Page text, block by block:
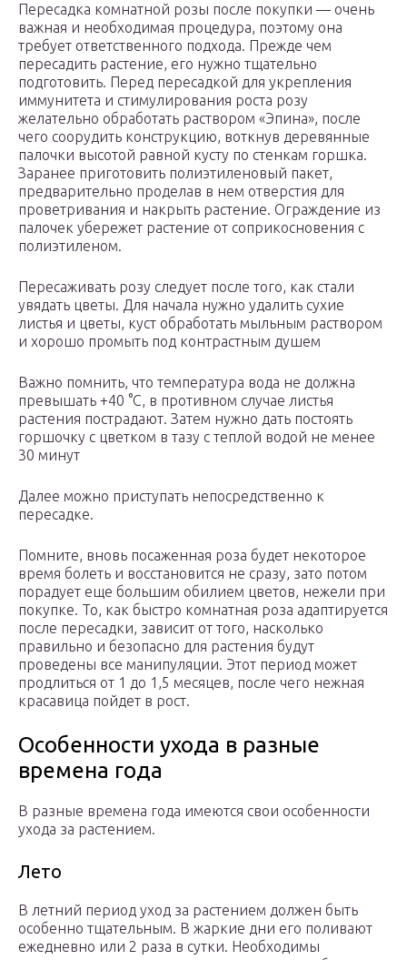
Пересадка комнатной розы после покупки — очень
важная и необходимая процедура, поэтому она
требует ответственного подхода. Прежде чем
пересадить растение, его нужно тщательно
подготовить. Перед пересадкой для укрепления
иммунитета и стимулирования роста розу
желательно обработать раствором «Эпина», после
чего соорудить конструкцию, воткнув деревянные
палочки высотой равной кусту по стенкам горшка.
Заранее приготовить полиэтиленовый пакет,
предварительно проделав в нем отверстия для
проветривания и накрыть растение. Ограждение из
палочек убережет растение от соприкосновения с
полиэтиленом.
Пересаживать розу следует после того, как стали
увядать цветы. Для начала нужно удалить сухие
листья и цветы, куст обработать мыльным раствором
и хорошо промыть под контрастным душем
Важно помнить, что температура вода не должна
превышать +40 °С, в противном случае листья
растения пострадают. Затем нужно дать постоять
горшочку с цветком в тазу с теплой водой не менее
30 минут
Далее можно приступать непосредственно к
пересадке.
Помните, вновь посаженная роза будет некоторое
время болеть и восстановится не сразу, зато потом
порадует еще большим обилием цветов, нежели при
покупке. То, как быстро комнатная роза адаптируется
после пересадки, зависит от того, насколько
правильно и безопасно для растения будут
проведены все манипуляции. Этот период может
продлиться от 1 до 1,5 месяцев, после чего нежная
красавица пойдет в рост.
Особенности ухода в разные
времена года
В разные времена года имеются свои особенности
ухода за растением.
Лето
В летний период уход за растением должен быть
особенно тщательным. В жаркие дни его поливают
ежедневно или 2 раза в сутки. Необходимы